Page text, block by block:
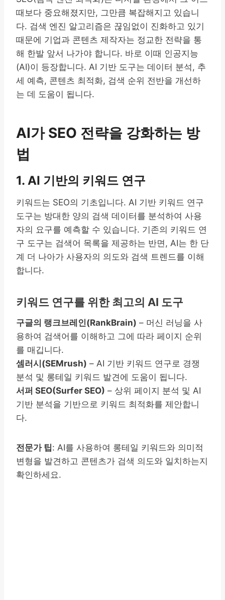
때보다 중요해졌지만, 그만큼 복잡해지고 있습니
다. 검색 엔진 알고리즘은 끊임없이 진화하고 있기
때문에 기업과 콘텐츠 제작자는 정교한 전략을 통
해 한발 앞서 나가야 합니다. 바로 이때 인공지능
(AI)이 등장합니다. AI 기반 도구는 데이터 분석, 추
세 예측, 콘텐츠 최적화, 검색 순위 전반을 개선하
는 데 도움이 됩니다.
AI가 SEO 전략을 강화하는 방
법
1. AI 기반의 키워드 연구
키워드는 SEO의 기초입니다. AI 기반 키워드 연구
도구는 방대한 양의 검색 데이터를 분석하여 사용
자의 요구를 예측할 수 있습니다. 기존의 키워드 연
구 도구는 검색어 목록을 제공하는 반면, AI는 한 단
계 더 나아가 사용자의 의도와 검색 트렌드를 이해
합니다.
키워드 연구를 위한 최고의 AI 도구
구글의 랭크브레인(RankBrain) – 머신 러닝을 사
용하여 검색어를 이해하고 그에 따라 페이지 순위
를 매깁니다.
셈러시(SEMrush) – AI 기반 키워드 연구로 경쟁
분석 및 롱테일 키워드 발견에 도움이 됩니다.
서퍼 SEO(Surfer SEO) – 상위 페이지 분석 및 AI
기반 분석을 기반으로 키워드 최적화를 제안합니
다.
전문가 팁: AI를 사용하여 롱테일 키워드와 의미적
변형을 발견하고 콘텐츠가 검색 의도와 일치하는지
확인하세요.